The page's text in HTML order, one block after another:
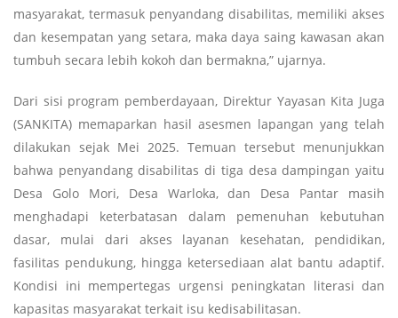
masyarakat, termasuk penyandang disabilitas, memiliki akses
dan kesempatan yang setara, maka daya saing kawasan akan
tumbuh secara lebih kokoh dan bermakna,” ujarnya.
Dari sisi program pemberdayaan, Direktur Yayasan Kita Juga
(SANKITA) memaparkan hasil asesmen lapangan yang telah
dilakukan sejak Mei 2025. Temuan tersebut menunjukkan
bahwa penyandang disabilitas di tiga desa dampingan yaitu
Desa Golo Mori, Desa Warloka, dan Desa Pantar masih
menghadapi keterbatasan dalam pemenuhan kebutuhan
dasar, mulai dari akses layanan kesehatan, pendidikan,
fasilitas pendukung, hingga ketersediaan alat bantu adaptif.
Kondisi ini mempertegas urgensi peningkatan literasi dan
kapasitas masyarakat terkait isu kedisabilitasan.